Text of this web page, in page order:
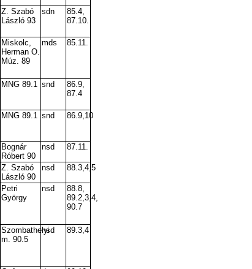
Z. Szabó
László 93
sdn
85.4,
87.10.
Miskolc,
Herman O.
Múz. 89
mds 85.11.
MNG 89.1 snd
86.9,
87.4
MNG 89.1 snd 86.9,10
Bognár
Róbert 90
nsd 87.11.
Z. Szabó
László 90
nsd 88.3,4,5
Petri
György
nsd
88.8,
89.2,3,4,
90.7
Szombathelyi
m. 90.5
nsd 89.3,4